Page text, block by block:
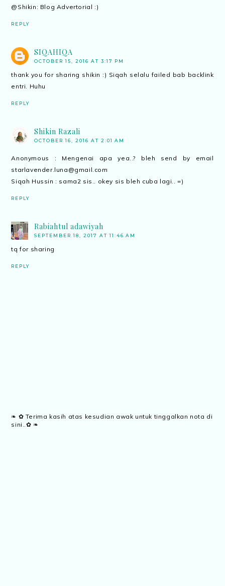
@Shikin: Blog Advertorial :)
REPLY
SIQAHIQA
OCTOBER 15, 2016 AT 3:17 PM
thank you for sharing shikin :) Siqah selalu failed bab backlink
entri. Huhu
REPLY
Shikin Razali
OCTOBER 16, 2016 AT 2:01 AM
Anonymous : Mengenai apa yea..? bleh send by email
starlavender.luna@gmail.com
Siqah Hussin : sama2 sis.. okey sis bleh cuba lagi.. =)
REPLY
Rabiahtul adawiyah
SEPTEMBER 18, 2017 AT 11:46 AM
tq for sharing
REPLY
❧ ✿ Terima kasih atas kesudian awak untuk tinggalkan nota di
sini..✿ ❧